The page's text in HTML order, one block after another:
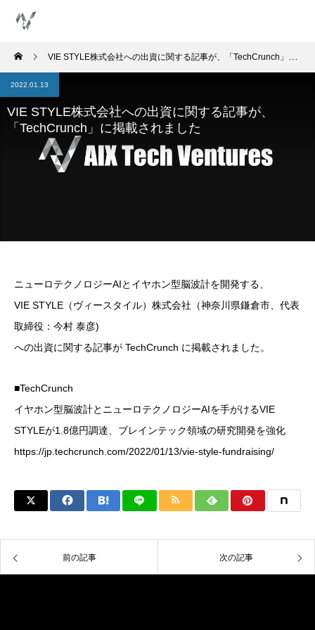
VIE STYLE株式会社への出資に関する記事が、「TechCrunch」に掲載されました
2022.01.13
VIE STYLE株式会社への出資に関する記事が、
「TechCrunch」に掲載されました
ニューロテクノロジーAIとイヤホン型脳波計を開発する、
VIE STYLE（ヴィースタイル）株式会社（神奈川県鎌倉市、代表
取締役：今村 泰彦)
への出資に関する記事が TechCrunch に掲載されました。
■TechCrunch
イヤホン型脳波計とニューロテクノロジーAIを手がけるVIE
STYLEが1.8億円調達、ブレインテック領域の研究開発を強化
https://jp.techcrunch.com/2022/01/13/vie-style-fundraising/
前の記事 次の記事